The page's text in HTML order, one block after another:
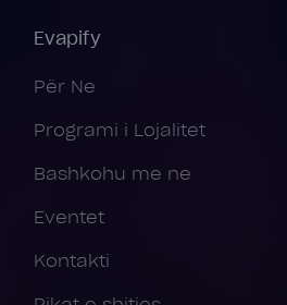
Evapify
Për Ne
Programi i Lojalitet
Bashkohu me ne
Eventet
Kontakti